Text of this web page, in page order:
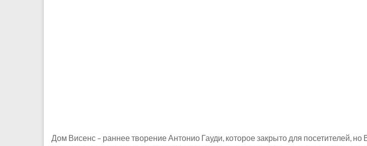
Дом Висенс – раннее творение Антонио Гауди, которое закрыто для посетителей,